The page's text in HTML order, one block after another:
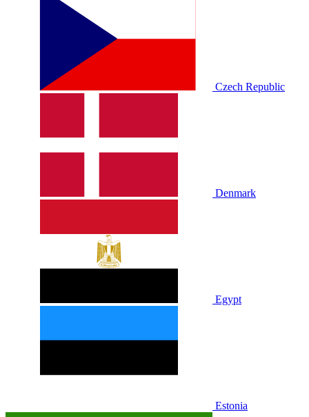
Czech Republic
Denmark
Egypt
Estonia